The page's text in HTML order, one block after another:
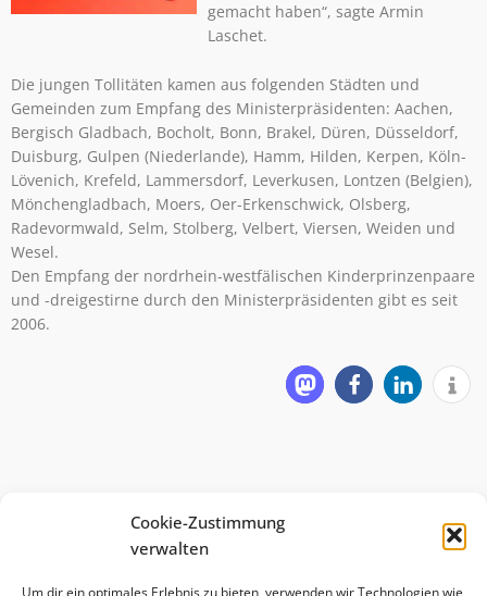
Cookie-Zustimmung
verwalten
Um dir ein optimales Erlebnis zu bieten, verwenden wir Technologien wie
gemacht haben“, sagte Armin
Laschet.
Die jungen Tollitäten kamen aus folgenden Städten und
Gemeinden zum Empfang des Ministerpräsidenten: Aachen,
Bergisch Gladbach, Bocholt, Bonn, Brakel, Düren, Düsseldorf,
Duisburg, Gulpen (Niederlande), Hamm, Hilden, Kerpen, Köln-
Lövenich, Krefeld, Lammersdorf, Leverkusen, Lontzen (Belgien),
Mönchengladbach, Moers, Oer-Erkenschwick, Olsberg,
Radevormwald, Selm, Stolberg, Velbert, Viersen, Weiden und
Wesel.
Den Empfang der nordrhein-westfälischen Kinderprinzenpaare
und -dreigestirne durch den Ministerpräsidenten gibt es seit
2006.